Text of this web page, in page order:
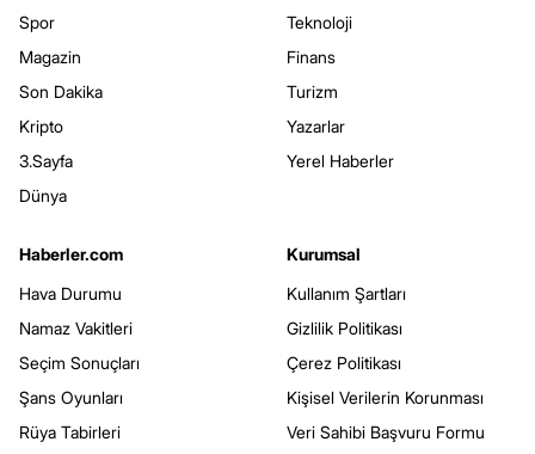
Spor
Magazin
Son Dakika
Kripto
3.Sayfa
Dünya
Teknoloji
Finans
Turizm
Yazarlar
Yerel Haberler
Haberler.com
Hava Durumu
Namaz Vakitleri
Seçim Sonuçları
Şans Oyunları
Rüya Tabirleri
Kurumsal
Kullanım Şartları
Gizlilik Politikası
Çerez Politikası
Kişisel Verilerin Korunması
Veri Sahibi Başvuru Formu